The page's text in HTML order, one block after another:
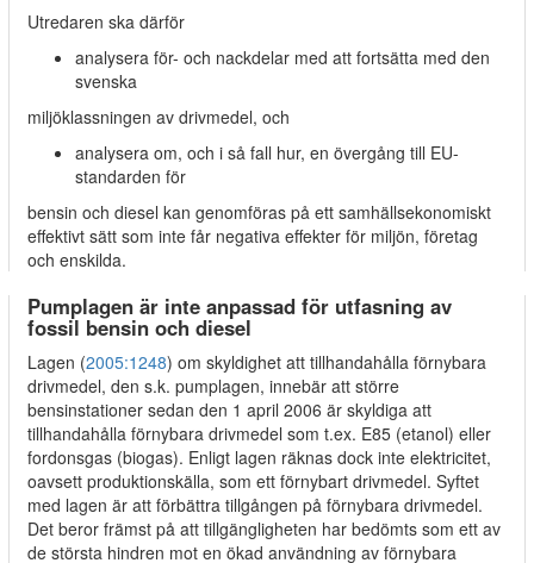
Utredaren ska därför
analysera för- och nackdelar med att fortsätta med den
svenska
miljöklassningen av drivmedel, och
analysera om, och i så fall hur, en övergång till EU-
standarden för
bensin och diesel kan genomföras på ett samhällsekonomiskt
effektivt sätt som inte får negativa effekter för miljön, företag
och enskilda.
Pumplagen är inte anpassad för utfasning av
fossil bensin och diesel
Lagen (2005:1248) om skyldighet att tillhandahålla förnybara
drivmedel, den s.k. pumplagen, innebär att större
bensinstationer sedan den 1 april 2006 är skyldiga att
tillhandahålla förnybara drivmedel som t.ex. E85 (etanol) eller
fordonsgas (biogas). Enligt lagen räknas dock inte elektricitet,
oavsett produktionskälla, som ett förnybart drivmedel. Syftet
med lagen är att förbättra tillgången på förnybara drivmedel.
Det beror främst på att tillgängligheten har bedömts som ett av
de största hindren mot en ökad användning av förnybara